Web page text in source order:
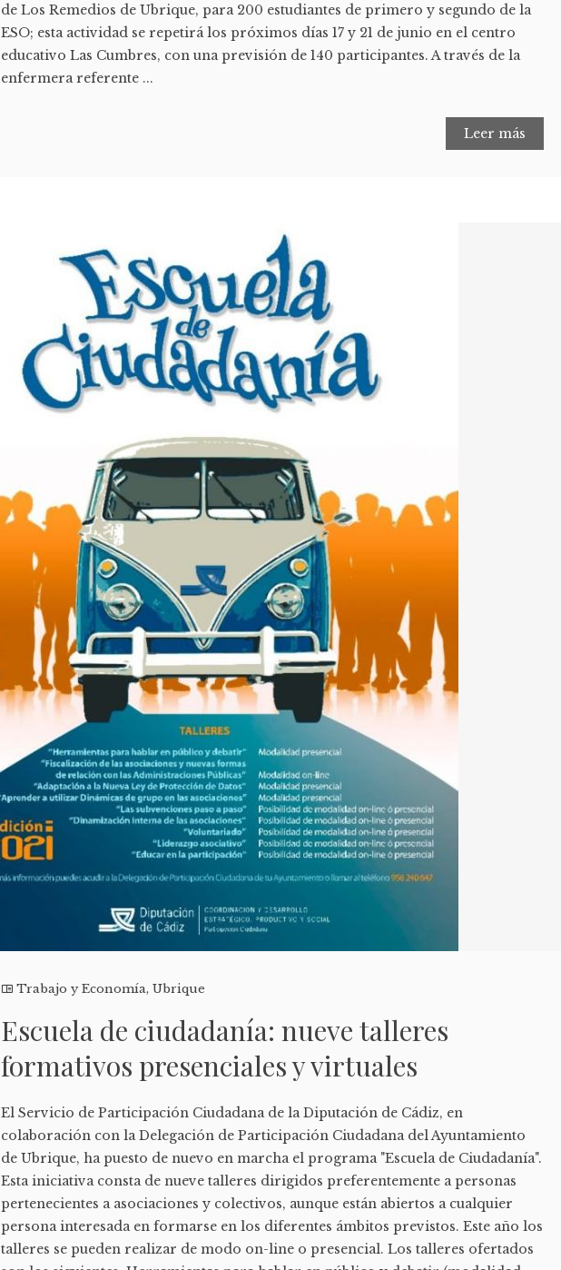
de Los Remedios de Ubrique, para 200 estudiantes de primero y segundo de la
ESO; esta actividad se repetirá los próximos días 17 y 21 de junio en el centro
educativo Las Cumbres, con una previsión de 140 participantes. A través de la
enfermera referente ...
Leer más
Trabajo y Economía,Ubrique
Escuela de ciudadanía: nueve talleres
formativos presenciales y virtuales
El Servicio de Participación Ciudadana de la Diputación de Cádiz, en
colaboración con la Delegación de Participación Ciudadana del Ayuntamiento
de Ubrique, ha puesto de nuevo en marcha el programa "Escuela de Ciudadanía".
Esta iniciativa consta de nueve talleres dirigidos preferentemente a personas
pertenecientes a asociaciones y colectivos, aunque están abiertos a cualquier
persona interesada en formarse en los diferentes ámbitos previstos. Este año los
talleres se pueden realizar de modo on-line o presencial. Los talleres ofertados